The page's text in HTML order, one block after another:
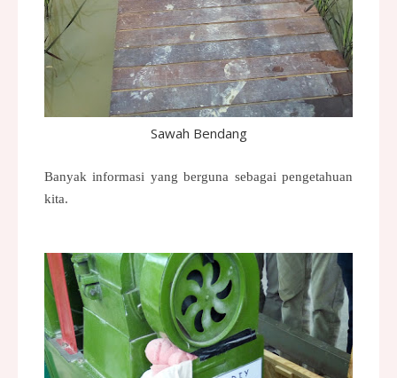
Sawah Bendang
Banyak informasi yang berguna sebagai pengetahuan
kita.